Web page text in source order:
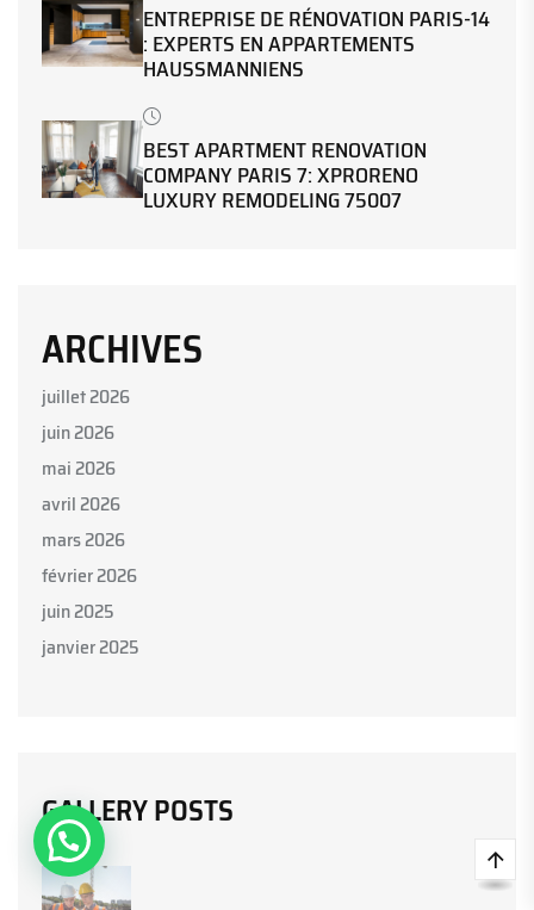
ENTREPRISE DE RÉNOVATION PARIS-14
: EXPERTS EN APPARTEMENTS
HAUSSMANNIENS
BEST APARTMENT RENOVATION
COMPANY PARIS 7: XPRORENO
LUXURY REMODELING 75007
ARCHIVES
juillet 2026
juin 2026
mai 2026
avril 2026
mars 2026
février 2026
juin 2025
janvier 2025
GALLERY POSTS
Open Chat